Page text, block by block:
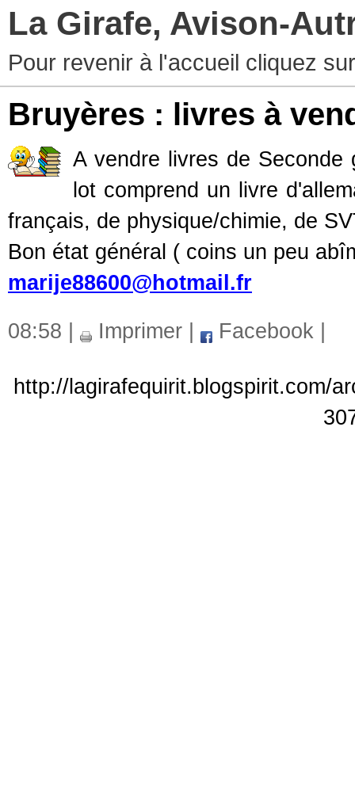
La Girafe, Avison-
Pour revenir à l'accueil cliquez
Bruyères : livres à
A vendre livres de Seconde
lot comprend un livre
français, de physique/chimie, de
Bon état général ( coins un peu
marije88600@hotmail.fr
08:58 | Imprimer Facebook
http://lagirafequirit.blogspirit.com/